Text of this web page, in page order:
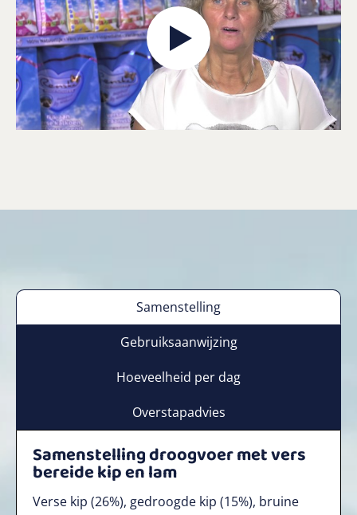
Samenstelling
Gebruiksaanwijzing
Hoeveelheid per dag
Overstapadvies
Samenstelling droogvoer met vers
bereide kip en lam
Verse kip (26%), gedroogde kip (15%), bruine